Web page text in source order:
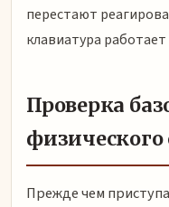
перестают
клавиатура
Проверка
физического
Прежде чем